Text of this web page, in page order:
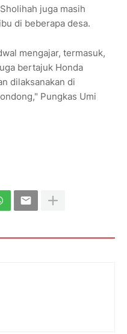
juga masih
di beberapa desa.
mengajar, termasuk,
bertajuk Honda
dilaksanakan di
Pungkas Umi